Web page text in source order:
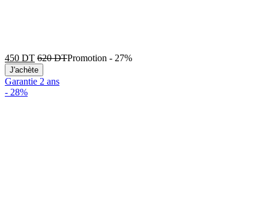
450 DT 620DTPromotion - 27%
J'achète
Garantie 2 ans
- 28%